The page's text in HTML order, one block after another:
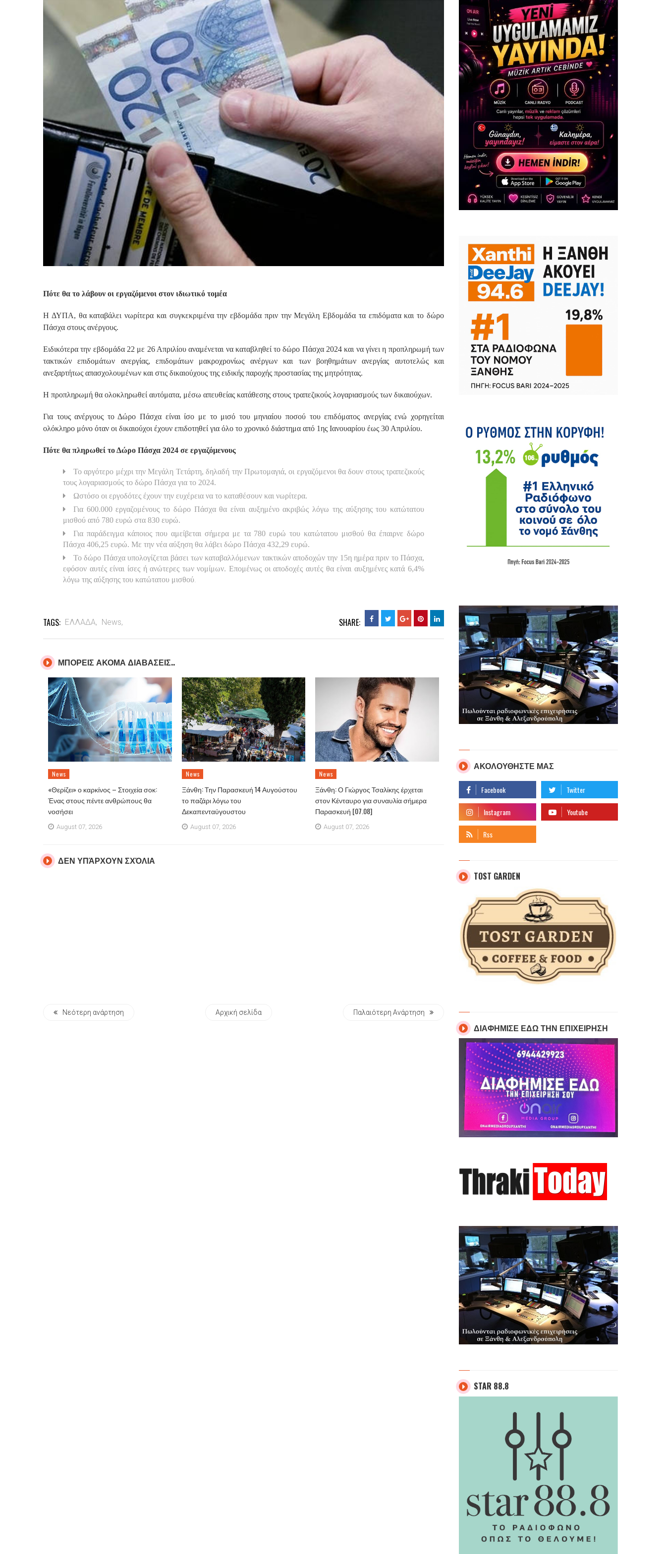
Πότε θα το λάβουν οι εργαζόμενοι στον ιδιωτικό τομέα
Η ΔΥΠΑ, θα καταβάλει νωρίτερα και συγκεκριμένα την εβδομάδα πριν την Μεγάλη Εβδομάδα τα επιδόματα και το δώρο
Πάσχα στους ανέργους.
Ειδικότερα την εβδομάδα 22 με 26 Απριλίου αναμένεται να καταβληθεί το δώρο Πάσχα 2024 και να γίνει η προπληρωμή των
τακτικών επιδομάτων ανεργίας, επιδομάτων μακροχρονίως ανέργων και των βοηθημάτων ανεργίας αυτοτελώς και
ανεξαρτήτως απασχολουμένων και στις δικαιούχους της ειδικής παροχής προστασίας της μητρότητας.
Η προπληρωμή θα ολοκληρωθεί αυτόματα, μέσω απευθείας κατάθεσης στους τραπεζικούς λογαριασμούς των δικαιούχων.
Για τους ανέργους το Δώρο Πάσχα είναι ίσο με το μισό του μηνιαίου ποσού του επιδόματος ανεργίας ενώ χορηγείται
ολόκληρο μόνο όταν οι δικαιούχοι έχουν επιδοτηθεί για όλο το χρονικό διάστημα από 1ης Ιανουαρίου έως 30 Απριλίου.
Πότε θα πληρωθεί το Δώρο Πάσχα 2024 σε εργαζόμενους
Το αργότερο μέχρι την Μεγάλη Τετάρτη, δηλαδή την Πρωτομαγιά, οι εργαζόμενοι θα δουν στους τραπεζικούς
τους λογαριασμούς το δώρο Πάσχα για το 2024.
Ωστόσο οι εργοδότες έχουν την ευχέρεια να το καταθέσουν και νωρίτερα.
Για 600.000 εργαζομένους το δώρο Πάσχα θα είναι αυξημένο ακριβώς λόγω της αύξησης του κατώτατου
μισθού από 780 ευρώ στα 830 ευρώ.
Για παράδειγμα κάποιος που αμείβεται σήμερα με τα 780 ευρώ του κατώτατου μισθού θα έπαιρνε δώρο
Πάσχα 406,25 ευρώ. Με την νέα αύξηση θα λάβει δώρο Πάσχα 432,29 ευρώ.
Το δώρο Πάσχα υπολογίζεται βάσει των καταβαλλόμενων τακτικών αποδοχών την 15η ημέρα πριν το Πάσχα,
εφόσον αυτές είναι ίσες ή ανώτερες των νομίμων. Επομένως οι αποδοχές αυτές θα είναι αυξημένες κατά 6,4%
λόγω της αύξησης του κατώτατου μισθού.
TAGS: ΕΛΛΑΔΑ, News, SHARE:
ΜΠΟΡΕΙΣ ΑΚΟΜΑ ΔΙΑΒΑΣΕΙΣ..
News
«Θερίζει» ο καρκίνος – Στοιχεία σοκ:
Ένας στους πέντε ανθρώπους θα
νοσήσει
August 07, 2026
News
Ξάνθη: Την Παρασκευή 14 Αυγούστου
το παζάρι λόγω του
Δεκαπενταύγουστου
August 07, 2026
News
Ξάνθη: Ο Γιώργος Τσαλίκης έρχεται
στον Κένταυρο για συναυλία σήμερα
Παρασκευή [07.08]
August 07, 2026
ΔΕΝ ΥΠΆΡΧΟΥΝ ΣΧΌΛΙΑ
Νεότερη ανάρτηση Αρχική σελίδα Παλαιότερη Ανάρτηση
ΑΚΟΛΟΥΘΗΣΤΕ ΜΑΣ
TOST GARDEN
ΔΙΑΦΗΜΙΣΕ ΕΔΩ ΤΗΝ ΕΠΙΧΕΙΡΗΣΗ
STAR 88.8